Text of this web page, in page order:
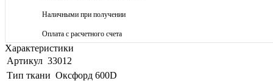
Наличными при получении
Оплата с расчетного счета
Характеристики
Артикул 33012
Тип ткани Оксфорд 600D